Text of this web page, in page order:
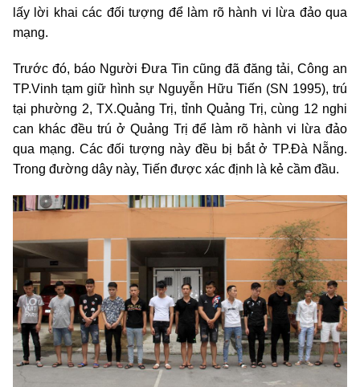
lấy lời khai các đối tượng để làm rõ hành vi lừa đảo qua
mạng.
Trước đó, báo Người Đưa Tin cũng đã đăng tải, Công an
TP.Vinh tạm giữ hình sự Nguyễn Hữu Tiến (SN 1995), trú
tại phường 2, TX.Quảng Trị, tỉnh Quảng Trị, cùng 12 nghi
can khác đều trú ở Quảng Trị để làm rõ hành vi lừa đảo
qua mạng. Các đối tượng này đều bị bắt ở TP.Đà Nẵng.
Trong đường dây này, Tiến được xác định là kẻ cầm đầu.